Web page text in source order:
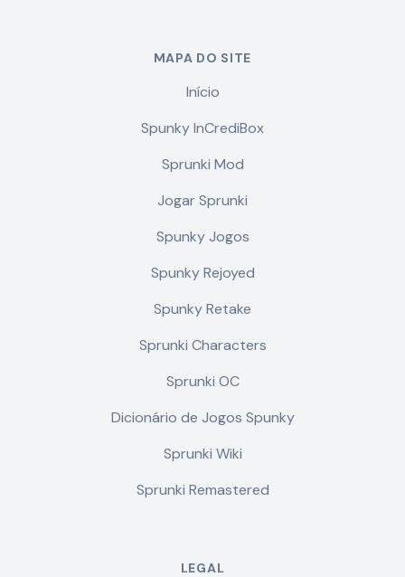
MAPA DO SITE
Início
Spunky InCrediBox
Sprunki Mod
Jogar Sprunki
Spunky Jogos
Spunky Rejoyed
Spunky Retake
Sprunki Characters
Sprunki OC
Dicionário de Jogos Spunky
Sprunki Wiki
Sprunki Remastered
LEGAL